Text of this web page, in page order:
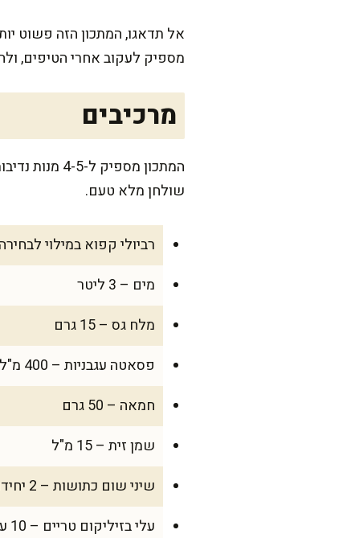
אל תדאגו, המתכון הזה פשוט
מספיק לעקוב אחרי הטיפים,
מרכיבים
המתכון
שולחן מלא טעם.
רביולי קפוא במילוי לבחירה – 800
מים – 3 ליטר
מלח גס – 15 גרם
פסאטה עגבניות – 400 מ"ל
חמאה – 50 גרם
שמן זית – 15 מ"ל
שיני שום כתושות – 2 יחידות (כ-10 גרם)
עלי בזיליקום טריים – 10 עלים